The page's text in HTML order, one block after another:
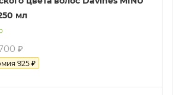
мл
₽
925 ₽